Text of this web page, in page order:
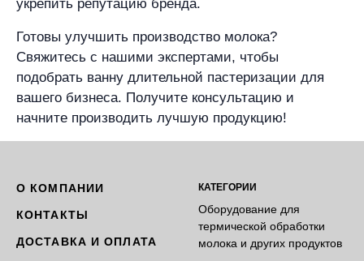
укрепить репутацию бренда.
Готовы улучшить производство молока?
Свяжитесь с нашими экспертами, чтобы
подобрать ванну длительной пастеризации для
вашего бизнеса. Получите консультацию и
начните производить лучшую продукцию!
О КОМПАНИИ
КОНТАКТЫ
ДОСТАВКА И ОПЛАТА
КАТЕГОРИИ
Оборудование для
термической обработки
молока и других продуктов